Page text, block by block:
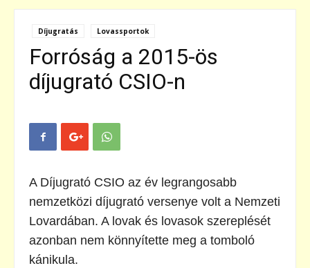
Díjugratás Lovassportok
Forróság a 2015-ös
díjugrató CSIO-n
A Díjugrató CSIO az év legrangosabb
nemzetközi díjugrató versenye volt a Nemzeti
Lovardában. A lovak és lovasok szereplését
azonban nem könnyítette meg a tomboló
kánikula.